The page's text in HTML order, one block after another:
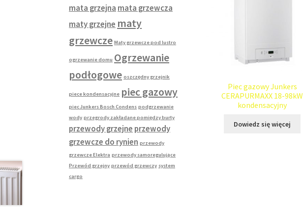
Piec gazowy Junkers
CERAPURMAXX 18-98kW
kondensacyjny
Dowiedz się więcej
mata grzejna mata grzewcza
maty grzejne maty
grzewcze Maty grzewcze pod lustro
ogrzewanie domu Ogrzewanie
podłogowe oszczędny grzejnik
piece kondensacyjne piec gazowy
piec Junkers Bosch Condens podgrzewanie
wody przegrody zakładane pomiędzy burty
przewody grzejne przewody
grzewcze do rynien przewody
grzewcze Elektra przewody samoregulujące
Przewód grzejny przewód grzewczy system
cargo